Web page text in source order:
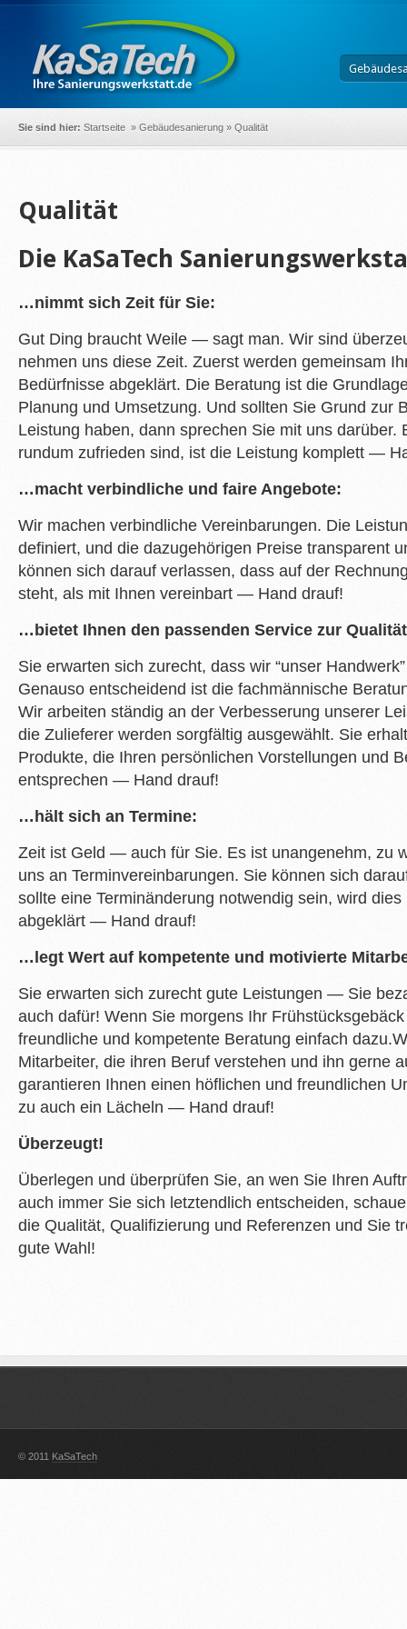
Sie sind hier: Startseite » Gebäudesanierung » Qualität
Qualität
Die KaSaTech
…nimmt sich Zeit für Sie:
Gut Ding braucht Weile — sagt man. Wir sind
nehmen uns diese Zeit. Zuerst werden gemeinsam
Bedürfnisse abgeklärt. Die Beratung ist die
Planung und Umsetzung. Und sollten Sie Grund zur
Leistung haben, dann sprechen Sie mit uns darüber.
rundum zufrieden sind, ist die Leistung komplett —
…macht verbindliche und faire Angebote:
Wir machen verbindliche Vereinbarungen. Die
definiert, und die dazugehörigen Preise transparent
können sich darauf verlassen, dass auf der
steht, als mit Ihnen vereinbart — Hand drauf!
…bietet Ihnen den passenden Service zur
Sie erwarten sich zurecht, dass wir “unser
Genauso entscheidend ist die fachmännische
Wir arbeiten ständig an der Verbesserung unserer
die Zulieferer werden sorgfältig ausgewählt. Sie
Produkte, die Ihren persönlichen Vorstellungen und
entsprechen — Hand drauf!
…hält sich an Termine:
Zeit ist Geld — auch für Sie. Es ist unangenehm, zu
uns an Terminvereinbarungen. Sie können sich
sollte eine Terminänderung notwendig sein, wird
abgeklärt — Hand drauf!
…legt Wert auf kompetente und motivierte
Sie erwarten sich zurecht gute Leistungen — Sie
auch dafür! Wenn Sie morgens Ihr
freundliche und kompetente Beratung einfach
Mitarbeiter, die ihren Beruf verstehen und ihn gerne
garantieren Ihnen einen höflichen und freundlichen
zu auch ein Lächeln — Hand drauf!
Überzeugt!
Überlegen und überprüfen Sie, an wen Sie Ihren
auch immer Sie sich letztendlich entscheiden,
die Qualität, Qualifizierung und Referenzen und Sie
gute Wahl!
© 2011 KaSaTech